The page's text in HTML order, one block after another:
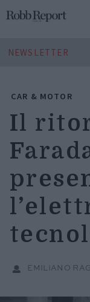
NEWSLETTER
CAR & MOTOR
Il
EMILIANO